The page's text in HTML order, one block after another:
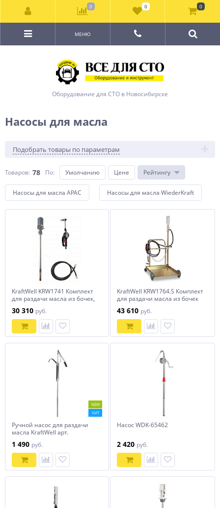
Оборудование для СТО в Новосибирске
МЕНЮ
Насосы для масла
Подобрать товары по параметрам
Товаров: 78 По: Умолчанию Цене Рейтингу
Насосы для масла APAC Насосы для масла WiederKraft
KraftWell KRW1741 Комплект
для раздачи масла из бочек,
30 310 руб.
KraftWell KRW1764.S Комплект
для раздачи масла из бочек
43 610 руб.
NEW
ХИТ
Ручной насос для раздачи
масла KraftWell арт.
1 490 руб.
Насос WDK-65462
2 420 руб.
0 0 0